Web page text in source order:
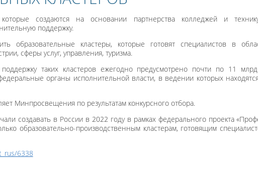
которые создаются на основании партнерства колледжей и
поддержку.
образовательные кластеры, которые готовят специалистов в
сферы услуг, управления, туризма.
таких кластеров ежегодно предусмотрено почти по 11
органы исполнительной власти, в ведении которых
Минпросвещения по результатам конкурсного отбора.
создавать в России в 2022 году в рамках федерального проекта
образовательно-производственным кластерам, готовящим
6338